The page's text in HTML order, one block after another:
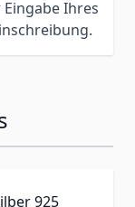
Ihres
925